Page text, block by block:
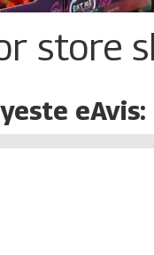
store
eAvis: